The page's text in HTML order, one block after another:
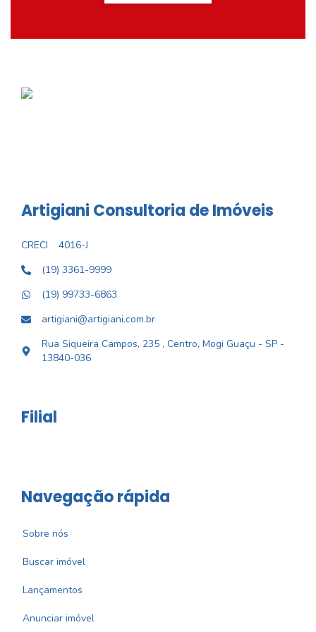
Artigiani Consultoria de Imóveis
CRECI
4016-J
(19) 3361-9999
(19) 99733-6863
artigiani@artigiani.com.br
Rua Siqueira Campos, 235 , Centro, Mogi Guaçu - SP -
13840-036
Filial
Navegação rápida
Sobre nós
Buscar imóvel
Lançamentos
Anunciar imóvel